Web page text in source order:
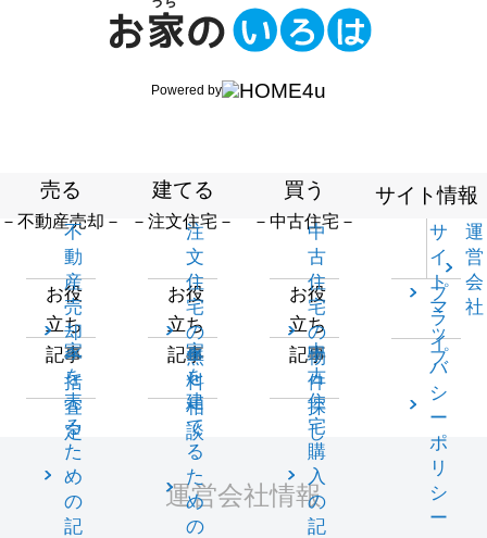
Powered by
売る
－不動産売却－
不
動
産
売
却
一
括
査
定
お役
立ち
記事
家
を
売
る
た
め
の
記
建てる
－注文住宅－
注
文
住
宅
の
無
料
相
談
お役
立ち
記事
家
を
建
て
る
た
め
の
買う
－中古住宅－
中
古
住
宅
の
物
件
探
し
お役
立ち
記事
中
古
住
宅
購
入
の
記
サイト情報
サ
イ
ト
マ
ッ
プ
運
営
会
社
プ
ラ
イ
バ
シ
ー
ポ
リ
シ
ー
運営会社情報